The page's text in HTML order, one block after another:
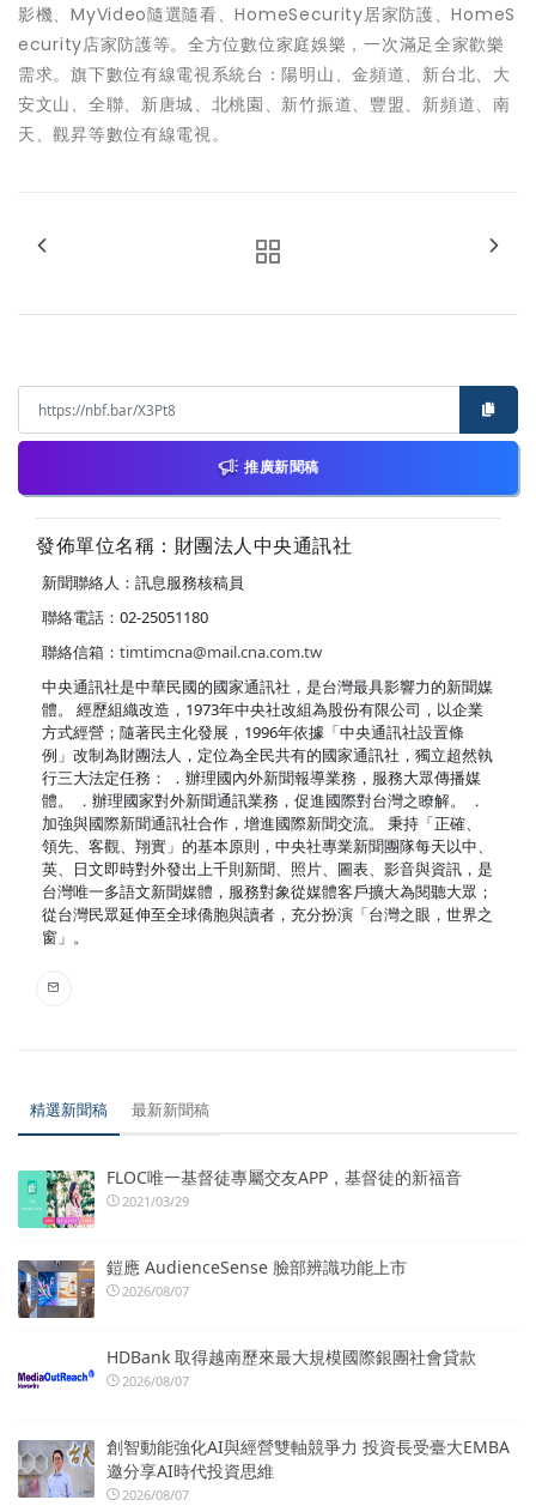
影機、MyVideo隨選隨看、HomeSecurity居家防護、HomeS
ecurity店家防護等。全方位數位家庭娛樂，一次滿足全家歡樂
需求。旗下數位有線電視系統台：陽明山、金頻道、新台北、大
安文山、全聯、新唐城、北桃園、新竹振道、豐盟、新頻道、南
天、觀昇等數位有線電視。
推廣新聞稿
發佈單位名稱：財團法人中央通訊社
新聞聯絡人：訊息服務核稿員
聯絡電話：02-25051180
聯絡信箱： timtimcna@mail.cna.com.tw
中央通訊社是中華民國的國家通訊社，是台灣最具影響力的新聞媒
體。 經歷組織改造，1973年中央社改組為股份有限公司，以企業
方式經營；隨著民主化發展，1996年依據「中央通訊社設置條
例」改制為財團法人，定位為全民共有的國家通訊社，獨立超然執
行三大法定任務： ．辦理國內外新聞報導業務，服務大眾傳播媒
體。 ．辦理國家對外新聞通訊業務，促進國際對台灣之瞭解。 ．
加強與國際新聞通訊社合作，增進國際新聞交流。 秉持「正確、
領先、客觀、翔實」的基本原則，中央社專業新聞團隊每天以中、
英、日文即時對外發出上千則新聞、照片、圖表、影音與資訊，是
台灣唯一多語文新聞媒體，服務對象從媒體客戶擴大為閱聽大眾；
從台灣民眾延伸至全球僑胞與讀者，充分扮演「台灣之眼，世界之
窗」。
精選新聞稿 最新新聞稿
FLOC唯一基督徒專屬交友APP，基督徒的新福音
2021/03/29
鎧應 AudienceSense 臉部辨識功能上市
2026/08/07
HDBank 取得越南歷來最大規模國際銀團社會貸款
2026/08/07
創智動能強化AI與經營雙軸競爭力 投資長受臺大EMBA
邀分享AI時代投資思維
2026/08/07